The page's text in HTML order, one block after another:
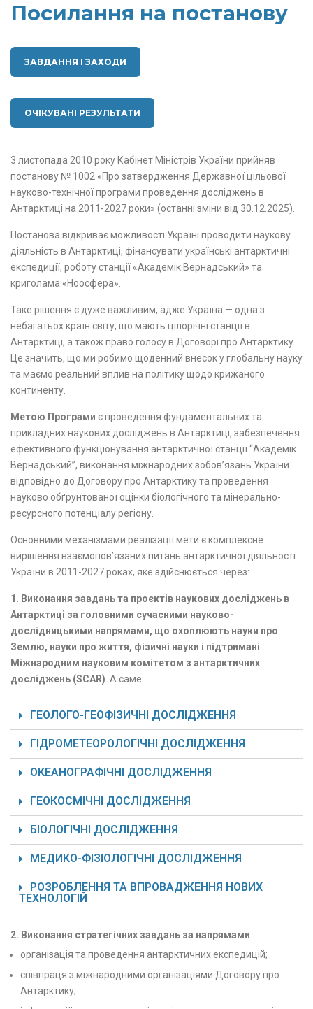
Посилання на постанову
ЗАВДАННЯ І ЗАХОДИ
ОЧІКУВАНІ РЕЗУЛЬТАТИ
3 листопада 2010 року Кабінет Міністрів України прийняв
постанову № 1002 «Про затвердження Державної цільової
науково-технічної програми проведення досліджень в
Антарктиці на 2011-2027 роки» (останні зміни від 30.12.2025).
Постанова відкриває можливості Україні проводити наукову
діяльність в Антарктиці, фінансувати українські антарктичні
експедиції, роботу станції «Академік Вернадський» та
криголама «Ноосфера».
Таке рішення є дуже важливим, адже Україна — одна з
небагатьох країн світу, що мають цілорічні станції в
Антарктиці, а також право голосу в Договорі про Антарктику.
Це значить, що ми робимо щоденний внесок у глобальну науку
та маємо реальний вплив на політику щодо крижаного
континенту.
Метою Програми є проведення фундаментальних та
прикладних наукових досліджень в Антарктиці, забезпечення
ефективного функціонування антарктичної станції “Академік
Вернадський”, виконання міжнародних зобов’язань України
відповідно до Договору про Антарктику та проведення
науково обґрунтованої оцінки біологічного та мінерально-
ресурсного потенціалу регіону.
Основними механізмами реалізації мети є комплексне
вирішення взаємопов’язаних питань антарктичної діяльності
України в 2011-2027 роках, яке здійснюється через:
1. Виконання завдань та проєктів наукових досліджень в
Антарктиці за головними сучасними науково-
дослідницькими напрямами, що охоплюють науки про
Землю, науки про життя, фізичні науки і підтримані
Міжнародним науковим комітетом з антарктичних
досліджень (SCAR) . А саме:
​ГЕОЛОГО-ГЕОФІЗИЧНІ ДОСЛІДЖЕННЯ
ГІДРОМЕТЕОРОЛОГІЧНІ ДОСЛІДЖЕННЯ
​ОКЕАНОГРАФІЧНІ ДОСЛІДЖЕННЯ
​ГЕОКОСМІЧНІ ДОСЛІДЖЕННЯ
БІОЛОГІЧНІ ДОСЛІДЖЕННЯ
​МЕДИКО-ФІЗІОЛОГІЧНІ ДОСЛІДЖЕННЯ
​РОЗРОБЛЕННЯ ТА ВПРОВАДЖЕННЯ НОВИХ
ТЕХНОЛОГІЙ
2. Виконання стратегічних завдань за напрямами:
організація та проведення антарктичних експедицій;
співпраця з міжнародними організаціями Договору про
Антарктику;